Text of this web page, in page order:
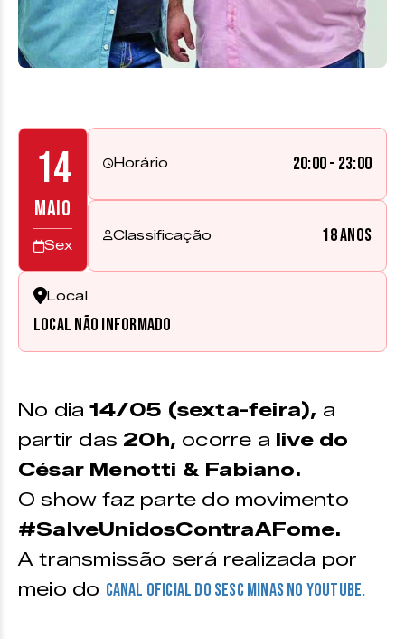
14
MAIO
Sex
Horário 20:00 - 23:00
Classificação 18 anos
Local
Local não informado
No dia14/05 (sexta-feira), a
partir das 20h, ocorre a live do
César Menotti & Fabiano.
O show faz parte do movimento
#SalveUnidosContraAFome.
A transmissão será realizada por
meio do canal oficial do Sesc Minas no Youtube.